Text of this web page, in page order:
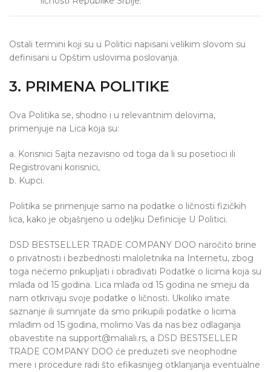
Ostali termini koji su u Politici napisani velikim slovom su
definisani u Opštim uslovima poslovanja.
3. PRIMENA POLITIKE
Ova Politika se, shodno i u relevantnim delovima,
primenjuje na Lica koja su:
a. Korisnici Sajta nezavisno od toga da li su posetioci ili
Registrovani korisnici,
b. Kupci.
Politika se primenjuje samo na podatke o ličnosti fizičkih
lica, kako je objašnjeno u odeljku Definicije U Politici.
DSD BESTSELLER TRADE COMPANY DOO naročito brine
o privatnosti i bezbednosti maloletnika na Internetu, zbog
toga nećemo prikupljati i obrađivati Podatke o licima koja su
mlađa od 15 godina. Lica mlađa od 15 godina ne smeju da
nam otkrivaju svoje podatke o ličnosti. Ukoliko imate
saznanje ili sumnjate da smo prikupili podatke o licima
mlađim od 15 godina, molimo Vas da nas bez odlaganja
obavestite na support@maliali.rs, a DSD BESTSELLER
TRADE COMPANY DOO će preduzeti sve neophodne
mere i procedure radi što efikasnijeg otklanjanja eventualne